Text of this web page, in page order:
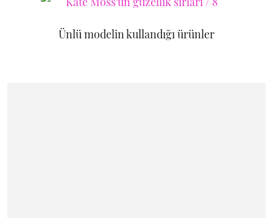
Ünlü modelin kullandığı ürünler